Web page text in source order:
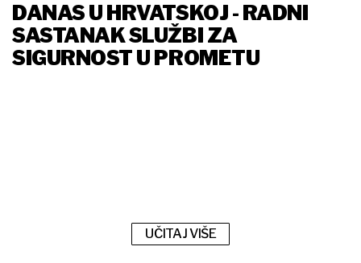
DANAS U HRVATSKOJ - RADNI
SASTANAK SLUŽBI ZA
SIGURNOST U PROMETU
UČITAJ VIŠE